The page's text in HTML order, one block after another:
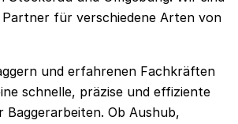
für verschiedene Arten von
und erfahrenen Fachkräften
schnelle, präzise und effiziente
Ob Aushub,